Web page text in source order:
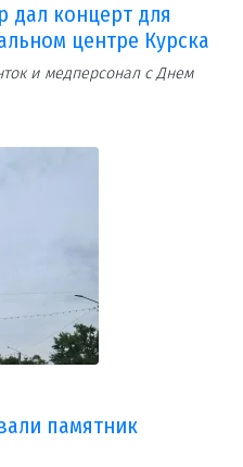
дал концерт для
центре Курска
и медперсонал с Днем
памятник